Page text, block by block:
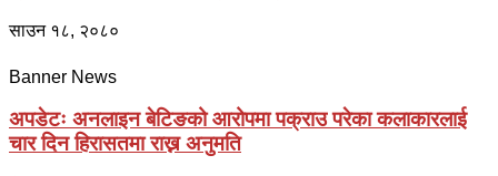
साउन १८, २०८०
Banner News
अपडेटः अनलाइन बेटिङको आरोपमा पक्राउ परेका कलाकारलाई
चार दिन हिरासतमा राख्न अनुमति